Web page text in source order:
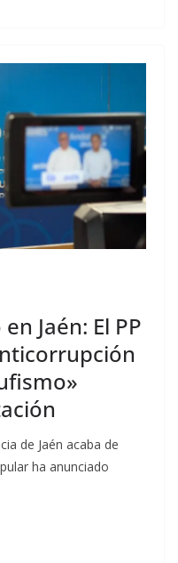
Jaén: El PP
de Jaén acaba de
ha anunciado